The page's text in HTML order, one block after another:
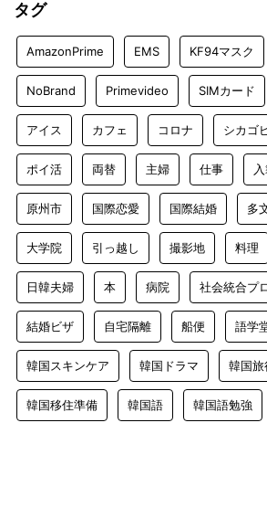
タグ
AmazonPrime EMS KF94マスク
NoBrand Primevideo SIMカード
アイス カフェ コロナ シカゴ
ポイ活 両替 主婦 仕事
原州市 国際恋愛 国際結婚 多
大学院 引っ越し 撮影地 料理
日韓夫婦 本 病院 社会統合プ
結婚ビザ 自宅隔離 船便 語学
韓国スキンケア 韓国ドラマ 韓国旅
韓国移住準備 韓国語 韓国語勉強